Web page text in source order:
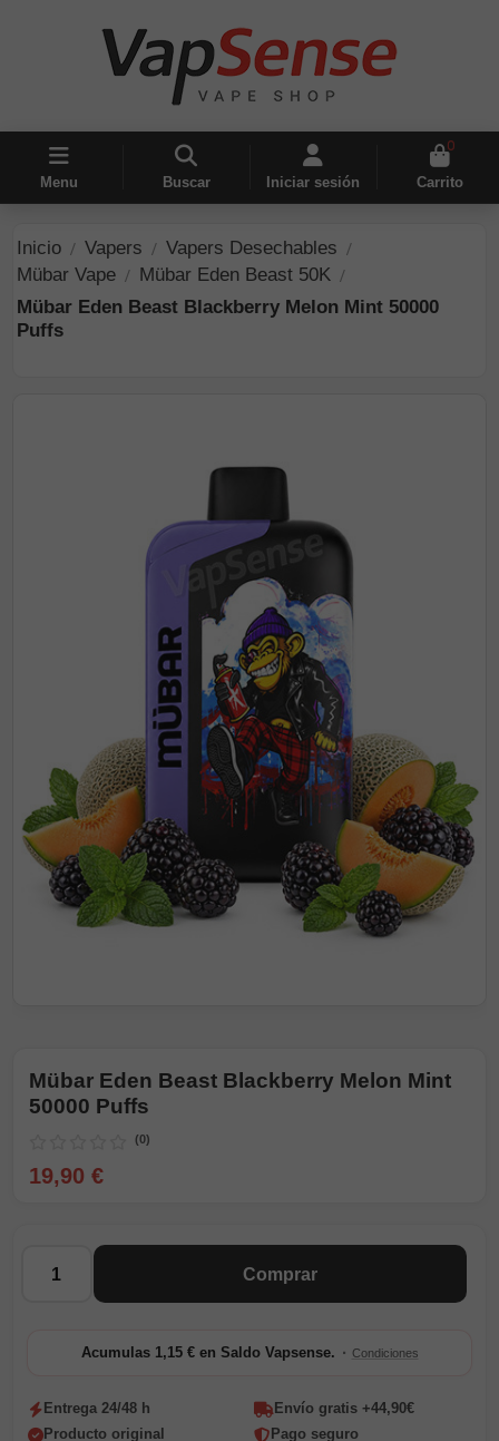
Menu Buscar Iniciar sesión
0
Carrito
Inicio Vapers
Vapers Desechables
Mübar Vape
Mübar Eden Beast 50K
Mübar Eden Beast Blackberry Melon Mint 50000
Puffs
Mübar Eden Beast Blackberry Melon Mint
50000 Puffs
(0)
19,90 €
Comprar
Acumulas 1,15 € en Saldo Vapsense. · Condiciones
Entrega 24/48 h
Envío gratis +44,90€
Producto original
Pago seguro